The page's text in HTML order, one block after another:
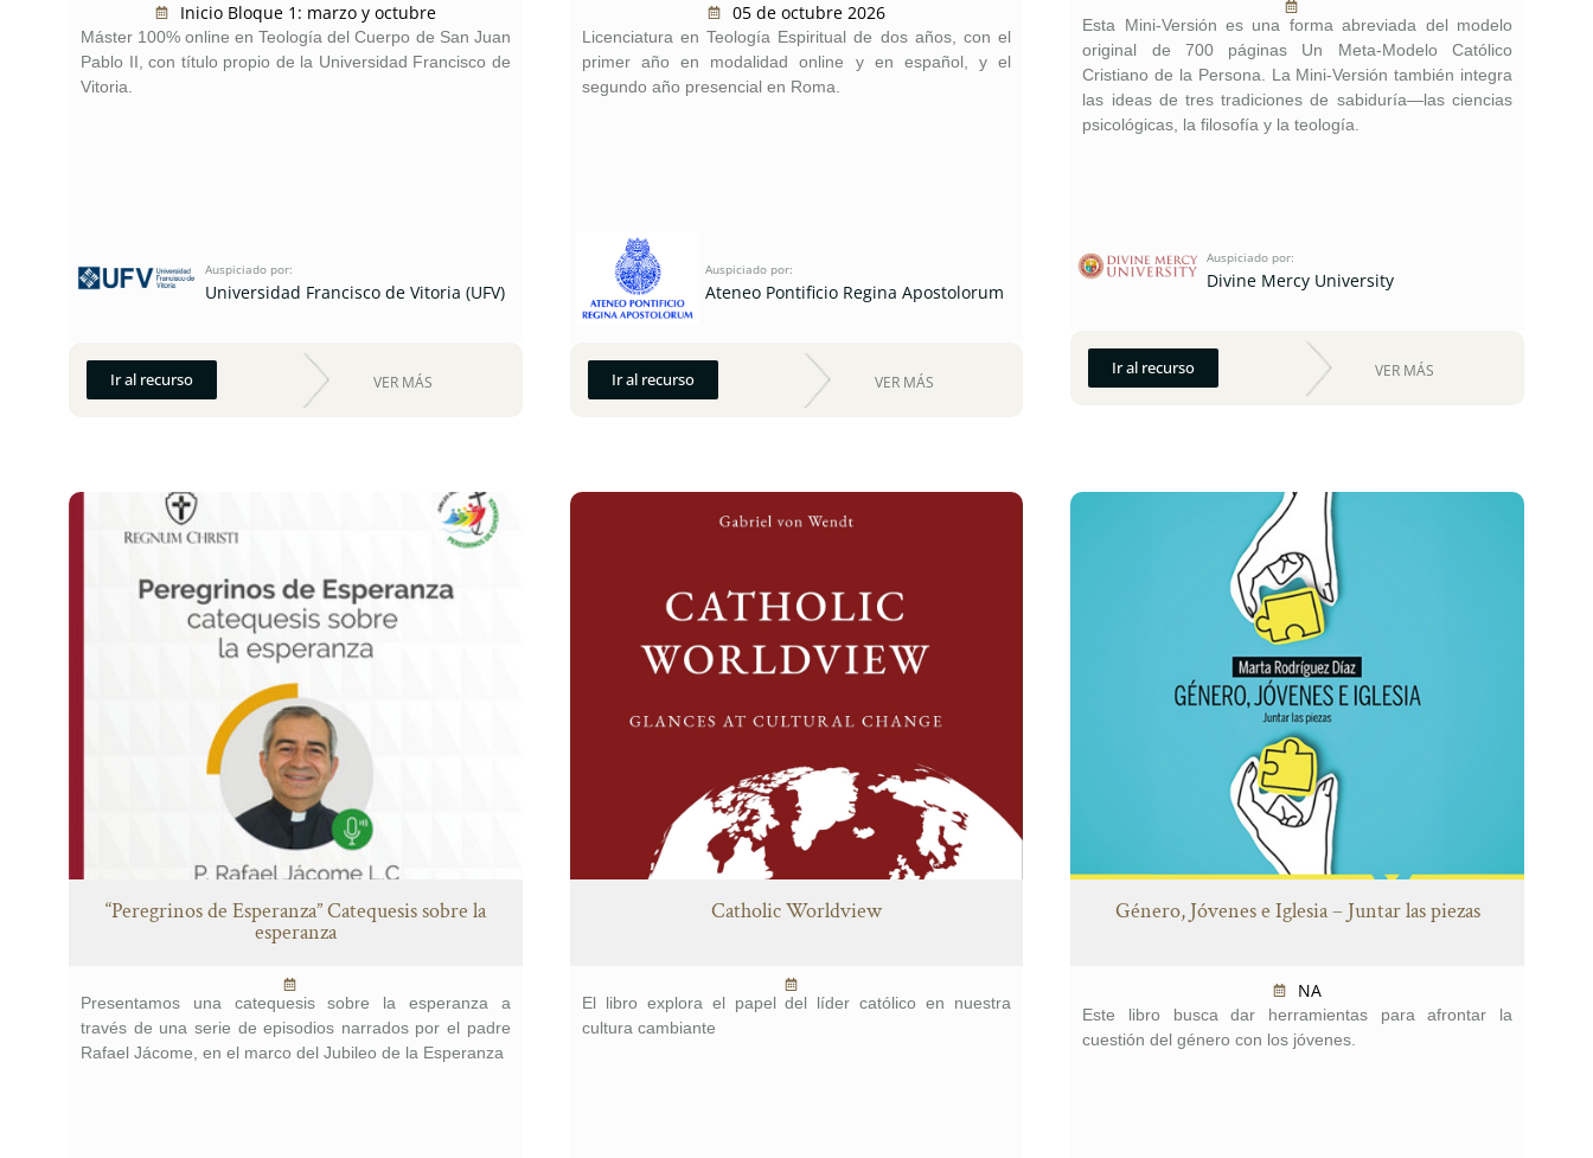
Inicio Bloque 1: marzo y octubre
Máster 100% online en Teología del Cuerpo de San Juan
Pablo II, con título propio de la Universidad Francisco de
Vitoria.
Auspiciado por:
Universidad Francisco de Vitoria (UFV)
Ir al recurso VER MÁS
05 de octubre 2026
Licenciatura en Teología Espiritual de dos años, con el
primer año en modalidad online y en español, y el
segundo año presencial en Roma.
Auspiciado por:
Ateneo Pontificio Regina Apostolorum
Ir al recurso VER MÁS
Esta Mini-Versión es una forma abreviada del modelo
original de 700 páginas Un Meta-Modelo Católico
Cristiano de la Persona. La Mini-Versión también integra
las ideas de tres tradiciones de sabiduría—las ciencias
psicológicas, la filosofía y la teología.
Auspiciado por:
Divine Mercy University
Ir al recurso VER MÁS
“Peregrinos de Esperanza” Catequesis sobre la
esperanza
Presentamos una catequesis sobre la esperanza a
través de una serie de episodios narrados por el padre
Rafael Jácome, en el marco del Jubileo de la Esperanza
Catholic Worldview
El libro explora el papel del líder católico en nuestra
cultura cambiante
Género, Jóvenes e Iglesia – Juntar las piezas
NA
Este libro busca dar herramientas para afrontar la
cuestión del género con los jóvenes.